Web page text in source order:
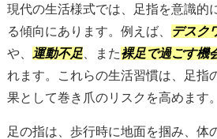
現代の生活様式では、足指を意識的
る傾向にあります。例えば、
デスク
や、
運動不足、また裸足で過ごす機
れます。これらの生活習慣は、足指
果として巻き爪のリスクを高めます。
足の指は、歩行時に地面を掴み、体